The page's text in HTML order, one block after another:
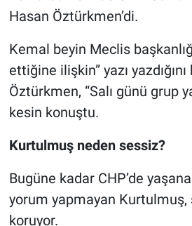
Hasan Öztürkmen’di.
Kemal beyin Meclis
ettiğine ilişkin” yazı
Öztürkmen, “Salı günü grup
kesin konuştu.
Kurtulmuş neden sessiz?
Bugüne kadar CHP’de
yorum yapmayan
koruyor.